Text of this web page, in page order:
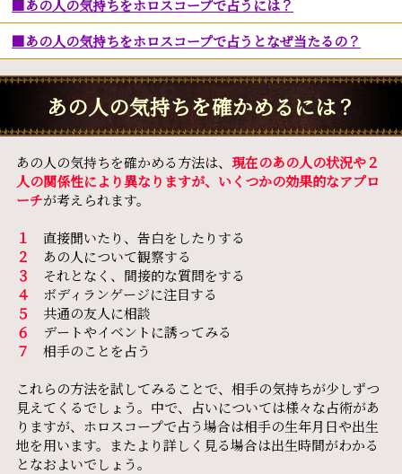
あの人の気持ちをホロスコープで占うには？
あの人の気持ちをホロスコープで占うとなぜ当たるの？
あの人の気持ちを確かめるには？
あの人の気持ちを確かめる方法は、 現在のあの人の状況や２
人の関係性により異なりますが、いくつかの効果的なアプロ
ーチが考えられます。
１
直接聞いたり、告白をしたりする
２
あの人について観察する
３
それとなく、間接的な質問をする
４ ボディランゲージに注目する
５
共通の友人に相談
６
デートやイベントに誘ってみる
７
相手のことを占う
これらの方法を試してみることで、相手の気持ちが少しずつ
見えてくるでしょう。中で、占いについては様々な占術があ
りますが、ホロスコープで占う場合は相手の生年月日や出生
地を用います。またより詳しく見る場合は出生時間がわかる
となおよいでしょう。